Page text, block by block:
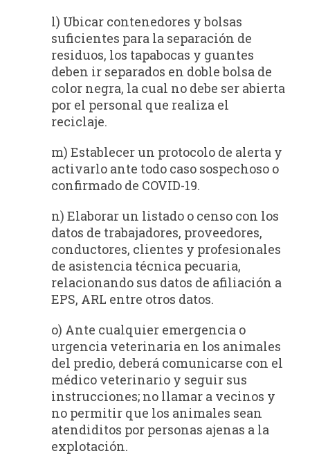
l) Ubicar contenedores y bolsas
suficientes para la separación de
residuos, los tapabocas y guantes
deben ir separados en doble bolsa de
color negra, la cual no debe ser abierta
por el personal que realiza el
reciclaje.
m) Establecer un protocolo de alerta y
activarlo ante todo caso sospechoso o
confirmado de COVID-19.
n) Elaborar un listado o censo con los
datos de trabajadores, proveedores,
conductores, clientes y profesionales
de asistencia técnica pecuaria,
relacionando sus datos de afiliación a
EPS, ARL entre otros datos.
o) Ante cualquier emergencia o
urgencia veterinaria en los animales
del predio, deberá comunicarse con el
médico veterinario y seguir sus
instrucciones; no llamar a vecinos y
no permitir que los animales sean
atendiditos por personas ajenas a la
explotación.